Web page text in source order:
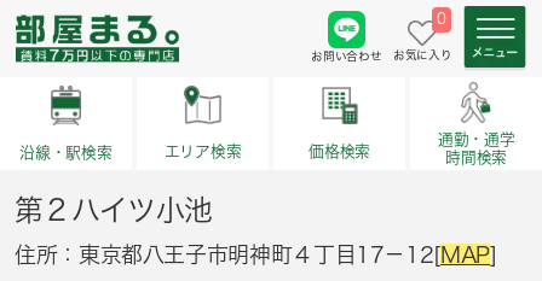
お問い合わせ
0
お気に入り
沿線・駅検索 エリア検索 価格検索
通勤・通学
時間検索
第２ハイツ小池
住所：東京都八王子市明神町４丁目17－12[MAP]